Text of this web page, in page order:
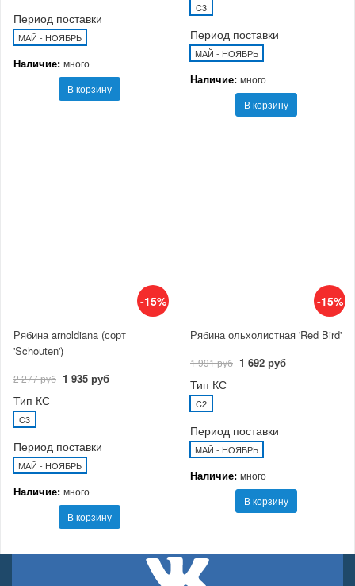
Период поставки
МАЙ - НОЯБРЬ
Наличие: много
В корзину
C3
Период поставки
МАЙ - НОЯБРЬ
Наличие: много
В корзину
-15%
Рябина arnoldiana (сорт
'Schouten')
2 277 руб 1 935 руб
Тип КС
C3
Период поставки
МАЙ - НОЯБРЬ
Наличие: много
В корзину
-15%
Рябина ольхолистная 'Red Bird'
1 991 руб 1 692 руб
Тип КС
C2
Период поставки
МАЙ - НОЯБРЬ
Наличие: много
В корзину